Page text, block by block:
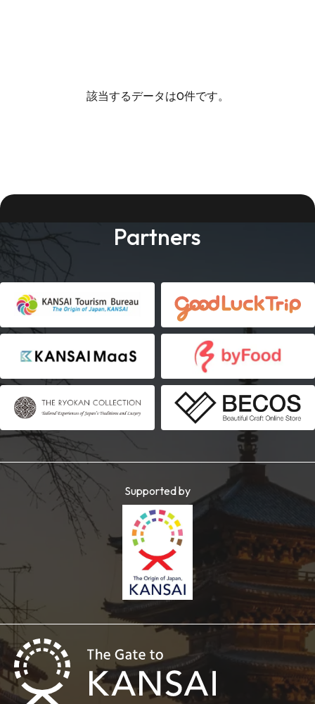
該当するデータは0件です。
Partners
Supported by